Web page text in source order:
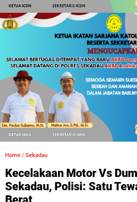
Home / Sekadau
Kecelakaan Motor Vs
Sekadau, Polisi: Satu